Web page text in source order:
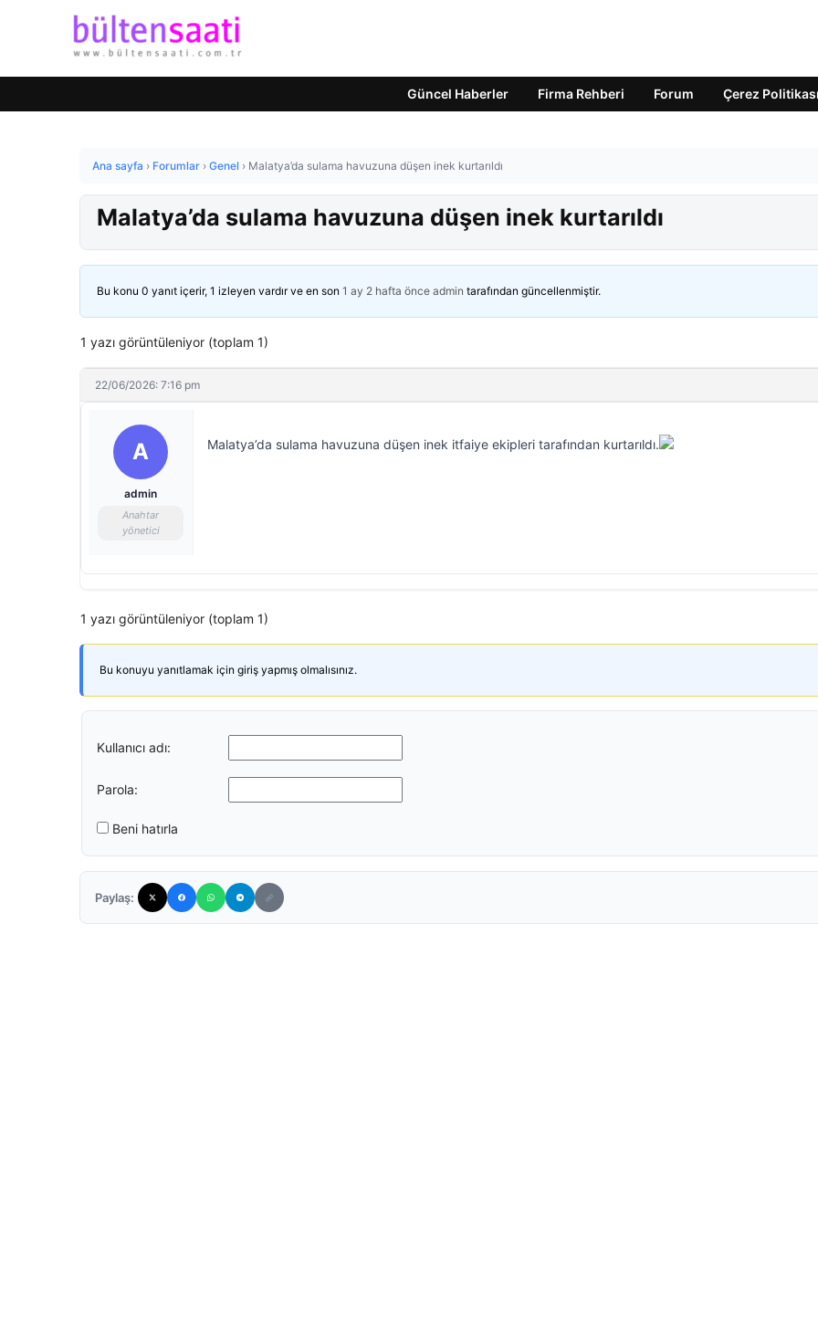
Güncel Haberler Firma Rehberi Forum Çerez Politikası
Ana sayfa › Forumlar › Genel › Malatya’da sulama havuzuna düşen inek kurtarıldı
Malatya’da sulama havuzuna düşen inek kurtarıldı
Bu konu 0 yanıt içerir, 1 izleyen vardır ve en son 1 ay 2 hafta önce admin tarafından güncellenmiştir.
1 yazı görüntüleniyor (toplam 1)
22/06/2026: 7:16 pm
A
admin
Anahtar
yönetici
Malatya’da sulama havuzuna düşen inek itfaiye ekipleri tarafından kurtarıldı.
1 yazı görüntüleniyor (toplam 1)
Bu konuyu yanıtlamak için giriş yapmış olmalısınız.
Kullanıcı adı:
Parola:
Beni hatırla
Paylaş: